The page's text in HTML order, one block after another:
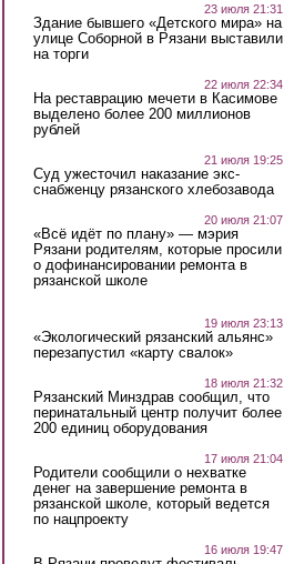
23 июля 21:31
Здание бывшего «Детского мира» на
улице Соборной в Рязани выставили
на торги
22 июля 22:34
На реставрацию мечети в Касимове
выделено более 200 миллионов
рублей
21 июля 19:25
Суд ужесточил наказание экс-
снабженцу рязанского хлебозавода
20 июля 21:07
«Всё идёт по плану» — мэрия
Рязани родителям, которые просили
о дофинансировании ремонта в
рязанской школе
19 июля 23:13
«Экологический рязанский альянс»
перезапустил «карту свалок»
18 июля 21:32
Рязанский Минздрав сообщил, что
перинатальный центр получит более
200 единиц оборудования
17 июля 21:04
Родители сообщили о нехватке
денег на завершение ремонта в
рязанской школе, который ведется
по нацпроекту
16 июля 19:47